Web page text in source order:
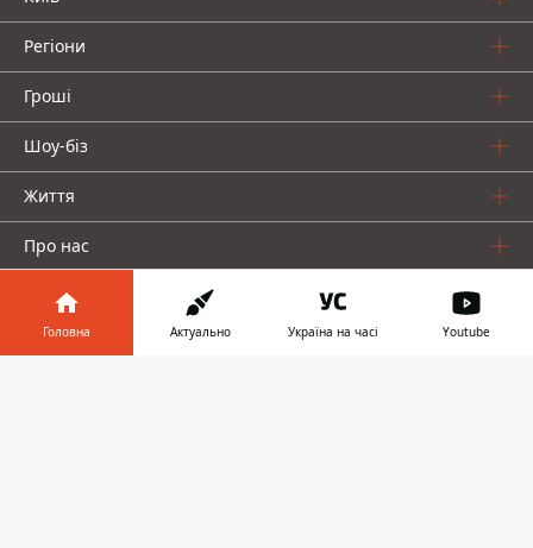
Регіони
Гроші
Шоу-біз
Життя
Про нас
Головна Актуально Україна на часі Youtube